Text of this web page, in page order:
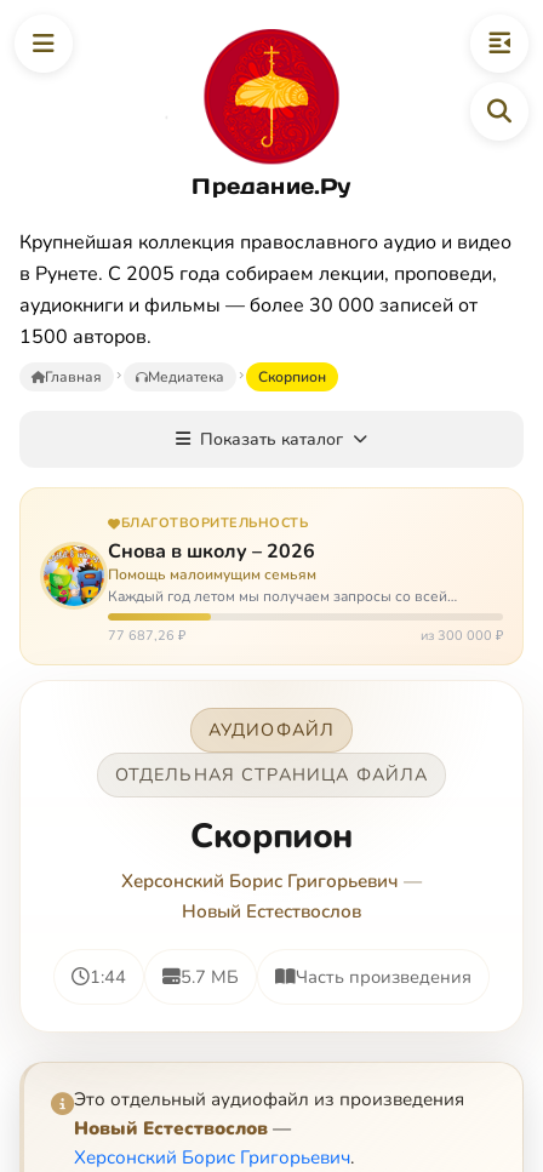
Предание.Ру
Крупнейшая коллекция православного аудио и видео
в Рунете. С 2005 года собираем лекции, проповеди,
аудиокниги и фильмы — более 30 000 записей от
1500 авторов.
Главная Медиатека Скорпион
Показать каталог
БЛАГОТВОРИТЕЛЬНОСТЬ
Снова в школу – 2026
Помощь малоимущим семьям
Каждый год летом мы получаем запросы со всей
России: помогите собраться в школу. Семьи с больными
детьми или родителями, семьи без пап или мам,
77 687,26 ₽ из 300 000 ₽
АУДИОФАЙЛ
ОТДЕЛЬНАЯ СТРАНИЦА ФАЙЛА
Скорпион
Херсонский Борис Григорьевич —
Новый Естествослов
1:44 5.7 МБ Часть произведения
Это отдельный аудиофайл из произведения
Новый Естествослов —
Херсонский Борис Григорьевич.